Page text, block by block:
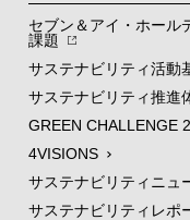
セブン＆アイ・ホール
課題
サステナビリティ活動
サステナビリティ推進
GREEN CHALLENGE
4VISIONS
サステナビリティニュ
サステナビリティレポ